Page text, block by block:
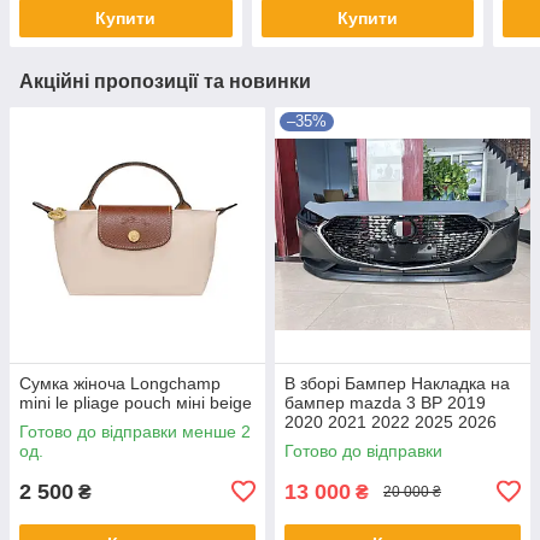
Купити Купити
Акційні пропозиції та новинки
Сумка жіноча Longchamp
mini le pliage pouch міні beige
Готово до відправки менше 2
од.
2 500 ₴
–35%
В зборі Бампер Накладка на
бампер mazda 3 BP 2019
2020 2021 2022 2025 2026
Готово до відправки
13 000 ₴ 20 000 ₴